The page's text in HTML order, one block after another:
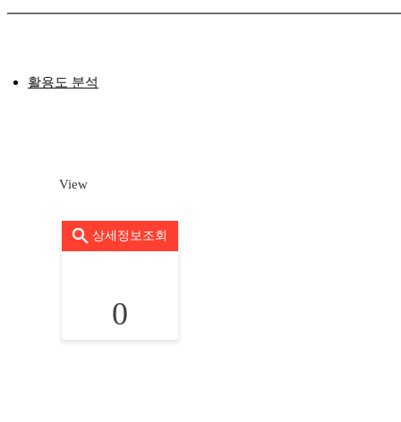
활용도 분석
View
상세정보조회
0